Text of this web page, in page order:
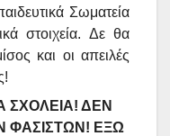
Σωματεία
στοιχεία. Δε θα
και οι απειλές
ΣΧΟΛΕΙΑ! ΔΕΝ
ΦΑΣΙΣΤΩΝ! ΕΞΩ